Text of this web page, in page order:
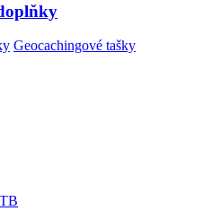
Geocachingové tašky